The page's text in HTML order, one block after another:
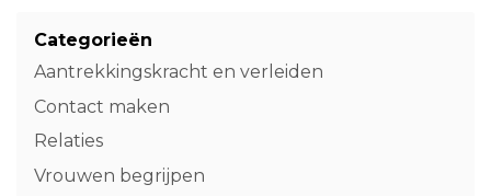
Categorieën
Aantrekkingskracht en verleiden
Contact maken
Relaties
Vrouwen begrijpen